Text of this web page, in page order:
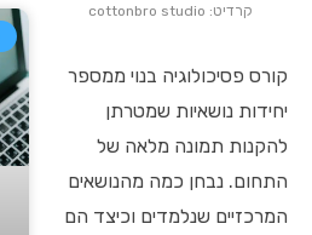
קרדיט: cottonbro studio
קורס פסיכולוגיה בנוי ממספר
יחידות נושאיות שמטרתן
להקנות תמונה מלאה של
התחום. נבחן כמה מהנושאים
המרכזיים שנלמדים וכיצד הם